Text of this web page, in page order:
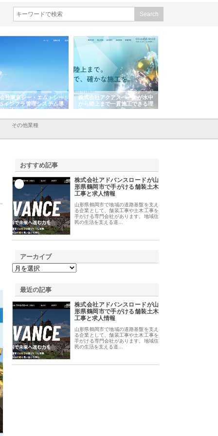
社アクアスペースが水中
上まで一貫施工できる理
株式会社地盤調査事務所が選ば
れ続ける理由と建設コンサルの
強み
その他業種
おすすめ記事
株式会社アドバンスロードが山
形県鶴岡市で手がける舗装土木
工事と求人情報
山形県鶴岡市で地域の道路基盤を支え
る企業として、舗装工事や土木工事を
手がける専門会社があります。地域住
民の生活を支える道…
アーカイブ
最近の記事
株式会社アドバンスロードが山
形県鶴岡市で手がける舗装土木
工事と求人情報
山形県鶴岡市で地域の道路基盤を支え
る企業として、舗装工事や土木工事を
手がける専門会社があります。地域住
民の生活を支える道…